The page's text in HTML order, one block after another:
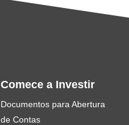
Comece a Investir
Documentos para Abertura
de Contas